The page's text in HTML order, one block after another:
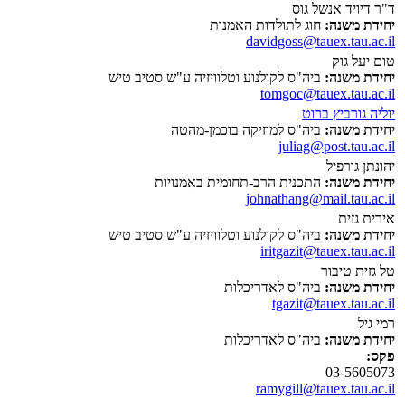
ד"ר דיויד אנשל גוס
יחידת משנה: חוג לתולדות האמנות
davidgoss@tauex.tau.ac.il
טום יעל גוק
יחידת משנה: ביה"ס לקולנוע וטלוויזיה ע"ש סטיב טיש
tomgoc@tauex.tau.ac.il
יוליה גורביץ ברוט
יחידת משנה: ביה"ס למוזיקה בוכמן-מהטה
juliag@post.tau.ac.il
יהונתן גורפיל
יחידת משנה: התכנית הרב-תחומית באמנויות
johnathang@mail.tau.ac.il
אירית גזית
יחידת משנה: ביה"ס לקולנוע וטלוויזיה ע"ש סטיב טיש
iritgazit@tauex.tau.ac.il
טל גזית טיבור
יחידת משנה: ביה"ס לאדריכלות
tgazit@tauex.tau.ac.il
רמי גיל
יחידת משנה: ביה"ס לאדריכלות
פקס:
03-5605073
ramygill@tauex.tau.ac.il